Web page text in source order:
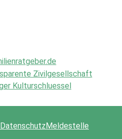
Datenschutz Meldestelle